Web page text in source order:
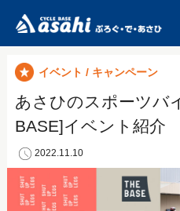
イベント / キャンペーン
あさひのスポーツバ
BASE]イベント紹介
2022.11.10